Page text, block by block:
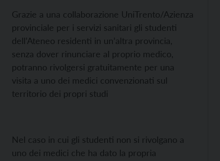
Grazie a una collaborazione UniTrento/Azienza
provinciale per i servizi sanitari gli studenti
dell’Ateneo residenti in un’altra provincia,
senza dover rinunciare al proprio medico,
potranno rivolgersi gratuitamente per una
visita a uno dei medici convenzionati sul
territorio dei propri studi
Nel caso in cui gli studenti non si rivolgano a
uno dei medici che ha dato la propria